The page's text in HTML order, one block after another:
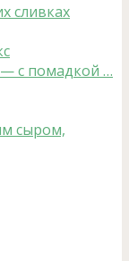
сливках
с помадкой …
сыром,